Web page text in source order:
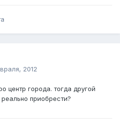
2012
центр города. тогда другой
приобрести?